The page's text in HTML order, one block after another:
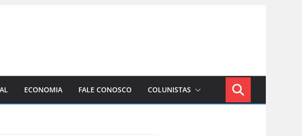
ECONOMIA FALE CONOSCO COLUNISTAS